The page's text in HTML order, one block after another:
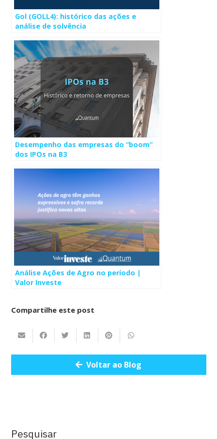
Gol (GOLL4): histórico das ações e
análise de solvência
Desempenho das empresas do “boom”
dos IPOs na B3
Análise Ações de Agro no período |
Valor Investe
Compartilhe este post
Voltar ao Blog
Pesquisar